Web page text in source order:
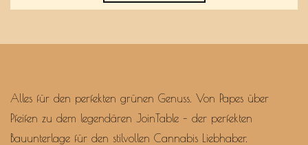
Alles für den perfekten grünen Genuss. Von Papes über
Pfeifen zu dem legendären JoinTable – der perfekten
Bauunterlage für den stilvollen Cannabis Liebhaber.